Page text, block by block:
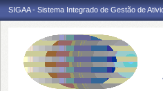
SIGAA - Sistema Integrado de Gestão de